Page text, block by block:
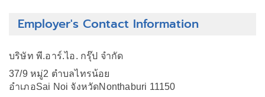
Employer's Contact Information
บริษัท พี.อาร์.ไอ. กรุ๊ป จำกัด
37/9 หมู่2 ตำบลไทรน้อย
อำเภอSai Noi จังหวัดNonthaburi 11150